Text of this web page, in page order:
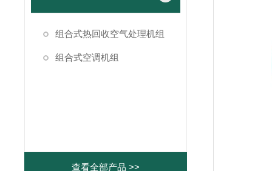
组合式热回收空气处理机组
组合式空调机组
查看全部产品 >>